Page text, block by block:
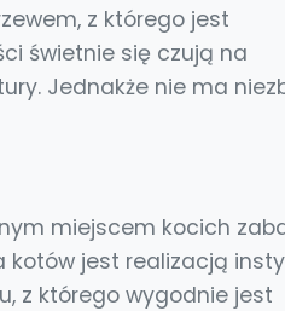
z którego jest
świetnie się czują na
Jednakże nie ma
miejscem kocich
kotów jest realizacją
z którego wygodnie jest